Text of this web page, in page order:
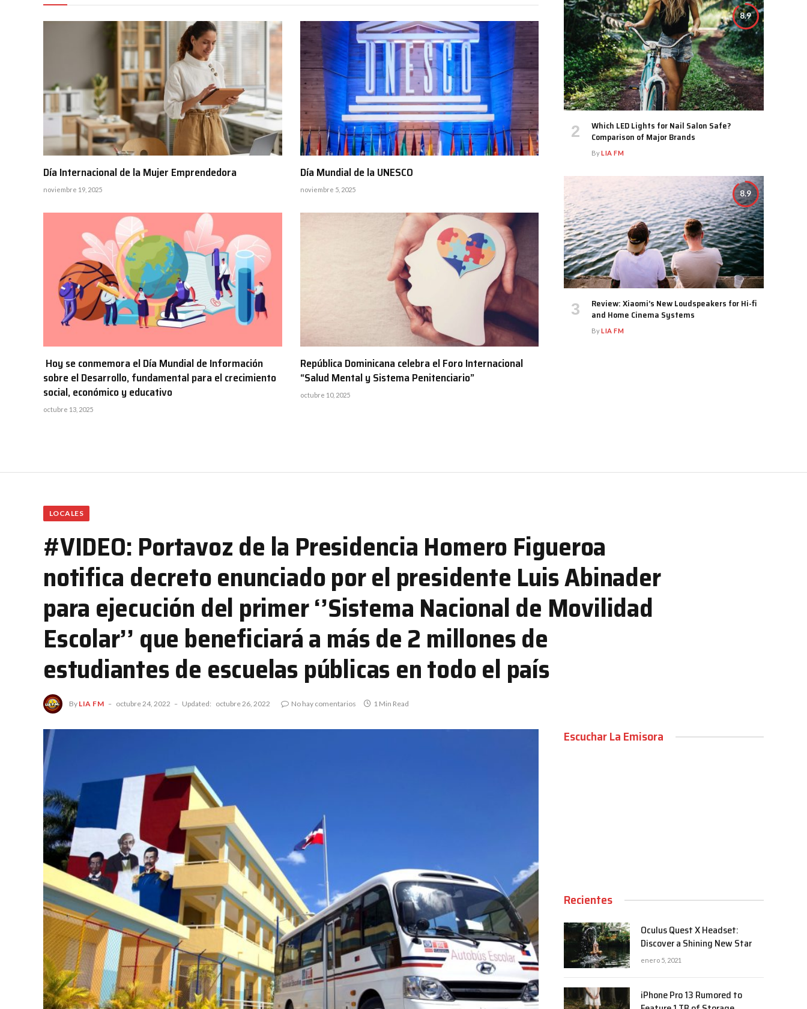
Día Internacional de la Mujer Emprendedora
noviembre 19, 2025
Día Mundial de la UNESCO
noviembre 5, 2025
Hoy se conmemora el Día Mundial de Información
sobre el Desarrollo, fundamental para el crecimiento
social, económico y educativo
octubre 13, 2025
República Dominicana celebra el Foro Internacional
“Salud Mental y Sistema Penitenciario”
octubre 10, 2025
8.9
Which LED Lights for Nail Salon Safe?
Comparison of Major Brands
ByLIA FM
8.9
Review: Xiaomi’s New Loudspeakers for Hi-fi
and Home Cinema Systems
ByLIA FM
LOCALES
#VIDEO: Portavoz de la Presidencia Homero Figueroa
notifica decreto enunciado por el presidente Luis Abinader
para ejecución del primer ‘’Sistema Nacional de Movilidad
Escolar’’ que beneficiará a más de 2 millones de
estudiantes de escuelas públicas en todo el país
By LIA FM octubre 24, 2022 Updated: octubre 26, 2022 No hay comentarios 1 Min Read
Escuchar La Emisora
Recientes
Oculus Quest X Headset:
Discover a Shining New Star
enero 5, 2021
iPhone Pro 13 Rumored to